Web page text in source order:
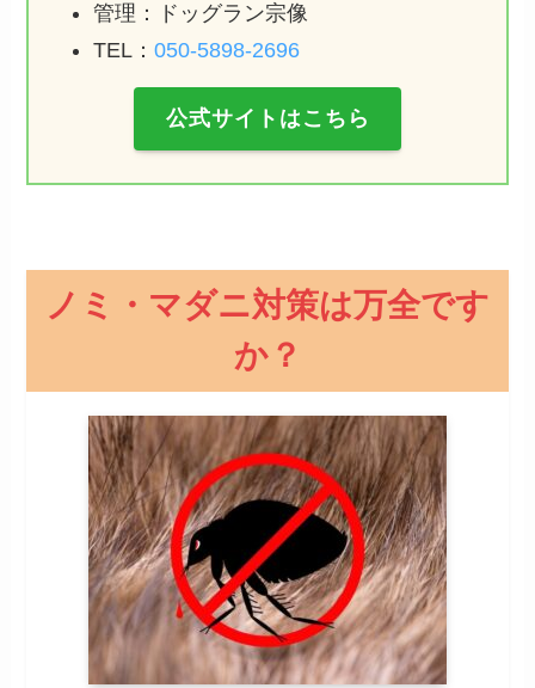
管理：ドッグラン宗像
TEL：050-5898-2696
公式サイトはこちら
ノミ・マダニ対策は万全です
か？